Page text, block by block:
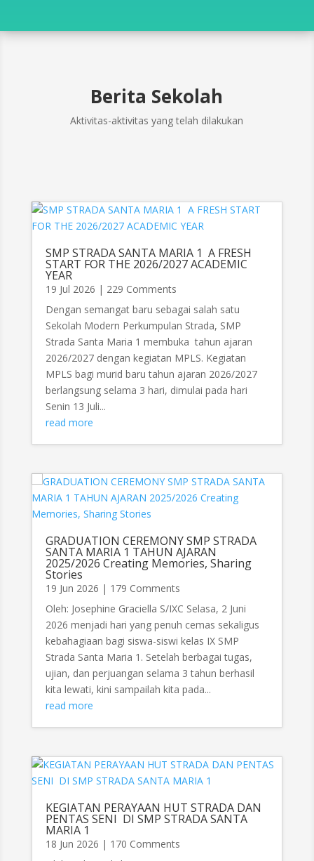
Berita Sekolah
Aktivitas-aktivitas yang telah dilakukan
SMP STRADA SANTA MARIA 1 A FRESH
START FOR THE 2026/2027 ACADEMIC
YEAR
19 Jul 2026 | 229 Comments
Dengan semangat baru sebagai salah satu
Sekolah Modern Perkumpulan Strada, SMP
Strada Santa Maria 1 membuka tahun ajaran
2026/2027 dengan kegiatan MPLS. Kegiatan
MPLS bagi murid baru tahun ajaran 2026/2027
berlangsung selama 3 hari, dimulai pada hari
Senin 13 Juli...
read more
GRADUATION CEREMONY SMP STRADA
SANTA MARIA 1 TAHUN AJARAN
2025/2026 Creating Memories, Sharing
Stories
19 Jun 2026 | 179 Comments
Oleh: Josephine Graciella S/IXC Selasa, 2 Juni
2026 menjadi hari yang penuh cemas sekaligus
kebahagiaan bagi siswa-siswi kelas IX SMP
Strada Santa Maria 1. Setelah berbagai tugas,
ujian, dan perjuangan selama 3 tahun berhasil
kita lewati, kini sampailah kita pada...
read more
KEGIATAN PERAYAAN HUT STRADA DAN
PENTAS SENI DI SMP STRADA SANTA
MARIA 1
18 Jun 2026 | 170 Comments